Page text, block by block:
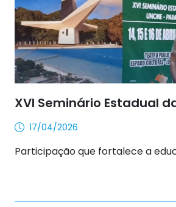
XVI Seminário Estadual
17/04/2026
Participação que fortalece a